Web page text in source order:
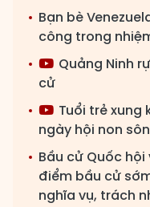
Bạn bè
công trong
Quảng Ninh
cử
Tuổi trẻ xung
ngày hội non
Bầu cử Quốc hội
điểm bầu cử
nghĩa vụ, trách